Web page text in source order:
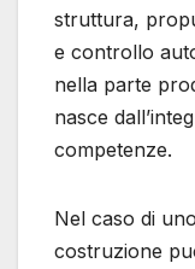
struttura,
e controllo
nella parte
nasce
competenze.
Nel caso di
costruzione